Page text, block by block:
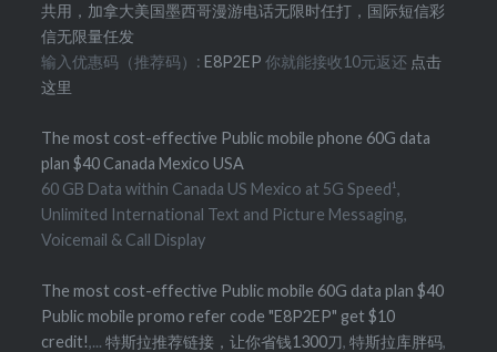
共用，加拿大美国墨西哥漫游电话无限时任打，国际短信彩
信无限量任发
输入优惠码（推荐码）:E8P2EP你就能接收10元返还 点击
这里
The most cost-effective Public mobile phone 60G data
plan $40 Canada Mexico USA
60 GB Data within Canada US Mexico at 5G Speed¹,
Unlimited International Text and Picture Messaging,
Voicemail & Call Display
The most cost-effective Public mobile 60G data plan $40
Public mobile promo refer code "E8P2EP" get $10
credit!,...特斯拉推荐链接，让你省钱1300刀,特斯拉库胖码,